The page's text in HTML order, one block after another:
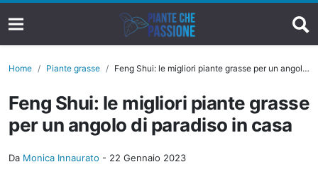
Home Piante grasse Feng Shui: le migliori piante grasse per un angolo di paradiso in casa
Feng Shui: le migliori piante grasse
per un angolo di paradiso in casa
Da Monica Innaurato - 22 Gennaio 2023